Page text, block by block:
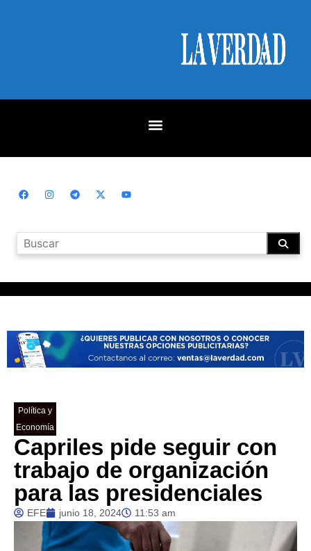
Política y
Economía
Capriles pide seguir con
trabajo de organización
para las presidenciales
EFE junio 18, 2024 11:53 am